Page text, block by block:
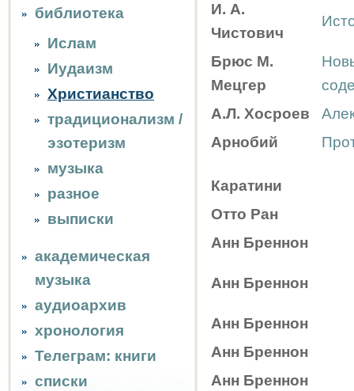
библиотека
Ислам
Иудаизм
Христианство
традиционализм /
эзотеризм
музыка
разное
выписки
академическая
музыка
аудиоархив
хронология
Телеграм: книги
списки
И. А.
Чистович
Брюс М.
Мецгер
А.Л. Хосроев
Арнобий
Каратини
Отто Ран
Анн Бреннон
Анн Бреннон
Анн Бреннон
Анн Бреннон
Анн Бреннон